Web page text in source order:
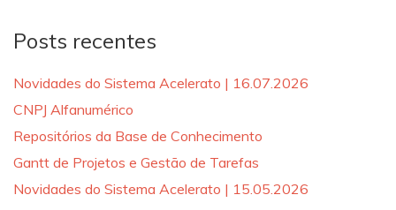
Posts recentes
Novidades do Sistema Acelerato | 16.07.2026
CNPJ Alfanumérico
Repositórios da Base de Conhecimento
Gantt de Projetos e Gestão de Tarefas
Novidades do Sistema Acelerato | 15.05.2026